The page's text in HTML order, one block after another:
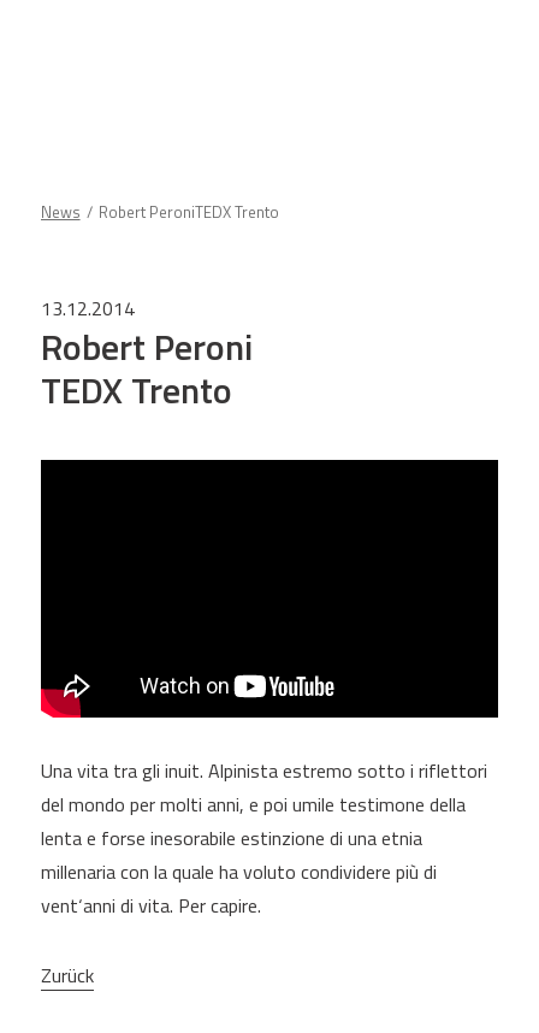
News Robert PeroniTEDX Trento
13.12.2014
Robert Peroni
TEDX Trento
Una vita tra gli inuit. Alpinista estremo sotto i riflettori
del mondo per molti anni, e poi umile testimone della
lenta e forse inesorabile estinzione di una etnia
millenaria con la quale ha voluto condividere più di
vent‘anni di vita. Per capire.
Zurück